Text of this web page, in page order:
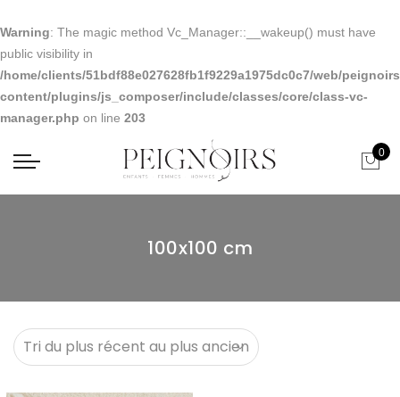
Warning: The magic method Vc_Manager::__wakeup() must have
public visibility in
/home/clients/51bdf88e027628fb1f9229a1975dc0c7/web/
content/plugins/js_composer/include/classes/core/class-vc-
manager.php on line 203
0
100x100 cm